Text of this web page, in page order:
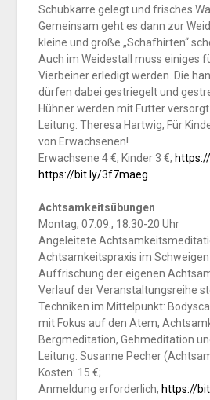
Schubkarre gelegt und frisches
Gemeinsam geht es dann zur
kleine und große „Schafhirten“
Auch im Weidestall muss einiges
Vierbeiner erledigt werden. Die
dürfen dabei gestriegelt und
Hühner werden mit Futter versorgt.
Leitung: Theresa Hartwig; Für
von Erwachsenen!
Erwachsene 4 €, Kinder 3 €;
https://bit.ly/3f7maeg
Achtsamkeitsübungen
Montag, 07.09., 18:30-20 Uhr
Angeleitete
Achtsamkeitspraxis im
Auffrischung der eigenen
Verlauf der Veranstaltungsreihe
Techniken im Mittelpunkt:
mit Fokus auf den Atem,
Bergmeditation, Gehmeditation
Leitung: Susanne Pecher
Kosten: 15 €;
Anmeldung erforderlich; https://